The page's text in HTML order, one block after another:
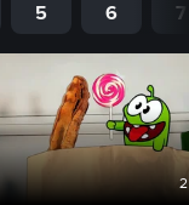
5 6 7